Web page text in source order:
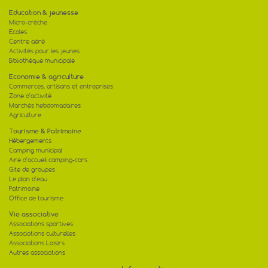
Education & jeunesse
Micro-crèche
Ecoles
Centre aéré
Activités pour les jeunes
Bibliothèque municipale
Economie & agriculture
Commerces, artisans et entreprises
Zone d'activité
Marchés hebdomadaires
Agriculture
Tourisme & Patrimoine
Hébergements
Camping municipal
Aire d'accueil camping-cars
Gite de groupes
Le plan d'eau
Patrimoine
Office de tourisme
Vie associative
Associations sportives
Associations culturelles
Associations Loisirs
Autres associations